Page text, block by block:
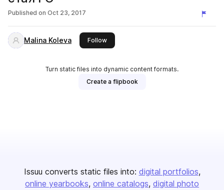
Published on Oct 23, 2017
Malina Koleva Followthis publisher
Turn static files into dynamic content formats.
Create a flipbook
Issuu converts static files into: digital portfolios
online yearbooks online catalogs digital photo